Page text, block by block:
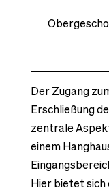
Der Zugang
Erschließung
zentrale
einem
Hier bietet sich